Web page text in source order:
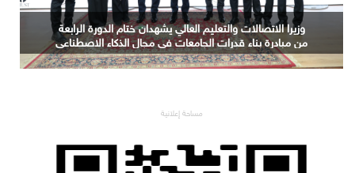
الذكاء الاصطناعي السيادي.. من عبء التكلفة إلى مصدر
للقيمة
مساحة إعلانية